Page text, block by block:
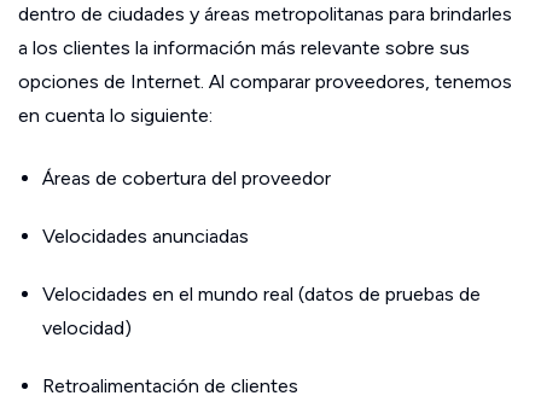
dentro de ciudades y áreas metropolitanas para brindarles
a los clientes la información más relevante sobre sus
opciones de Internet. Al comparar proveedores, tenemos
en cuenta lo siguiente:
Áreas de cobertura del proveedor
Velocidades anunciadas
Velocidades en el mundo real (datos de pruebas de
velocidad)
Retroalimentación de clientes